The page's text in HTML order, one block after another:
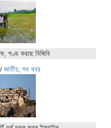
পণ্ড করছে বিজিবি
/ জাতীয়, সব খবর